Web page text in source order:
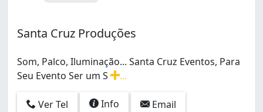
Santa Cruz Produções
Som, Palco, Iluminação... Santa Cruz Eventos, Para
Seu Evento Ser um S
Ver Tel
Info Email